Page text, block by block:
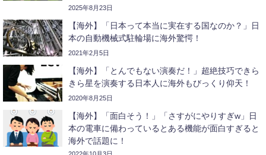
2025年8月23日
【海外】「日本って本当に実在する国なのか？」日
本の自動機械式駐輪場に海外驚愕！
2021年2月5日
【海外】「とんでもない演奏だ！」超絶技巧できら
きら星を演奏する日本人に海外もびっくり仰天！
2020年8月25日
【海外】「面白そう！」「さすがにやりすぎw」日
本の電車に備わっているとある機能が面白すぎると
海外で話題に！